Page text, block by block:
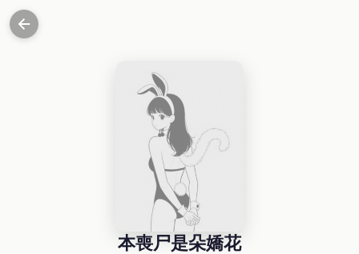
本喪尸是朵嬌花